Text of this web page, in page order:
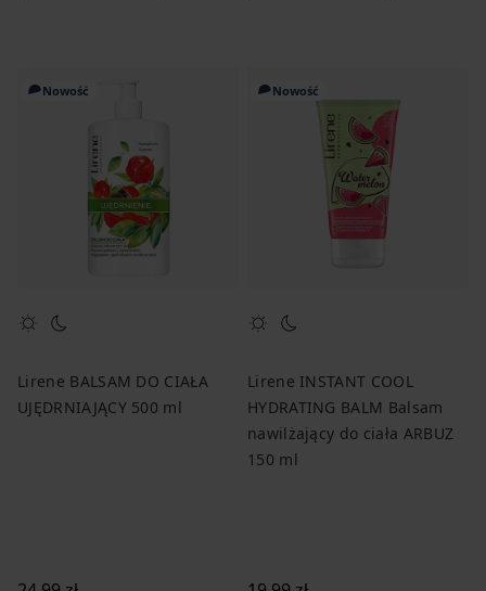
Nowość
Lirene BALSAM DO CIAŁA
UJĘDRNIAJĄCY 500 ml
Nowość
Lirene INSTANT COOL
HYDRATING BALM Balsam
nawilżający do ciała ARBUZ
150 ml